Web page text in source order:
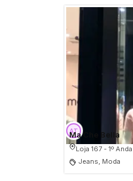
Ma Che Bella
Loja 167 - 1º
Jeans, Moda